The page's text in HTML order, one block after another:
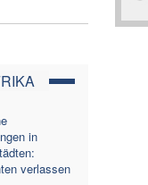
in
verlassen